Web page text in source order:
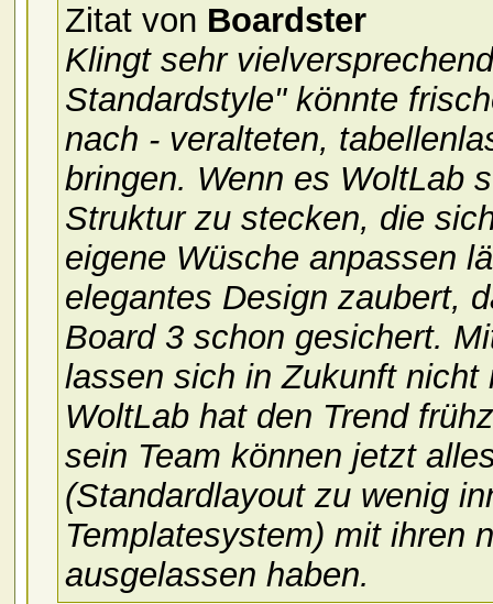
Zitat von Boardster
Klingt sehr
Standardstyle" könnte
nach - veralteten,
bringen. Wenn es WoltLab
Struktur zu stecken, die
eigene Wüsche anpassen
elegantes Design zaubert,
Board 3 schon gesichert.
lassen sich in Zukunft
WoltLab hat den Trend
sein Team können jetzt
(Standardlayout zu wenig
Templatesystem) mit ihren
ausgelassen haben.